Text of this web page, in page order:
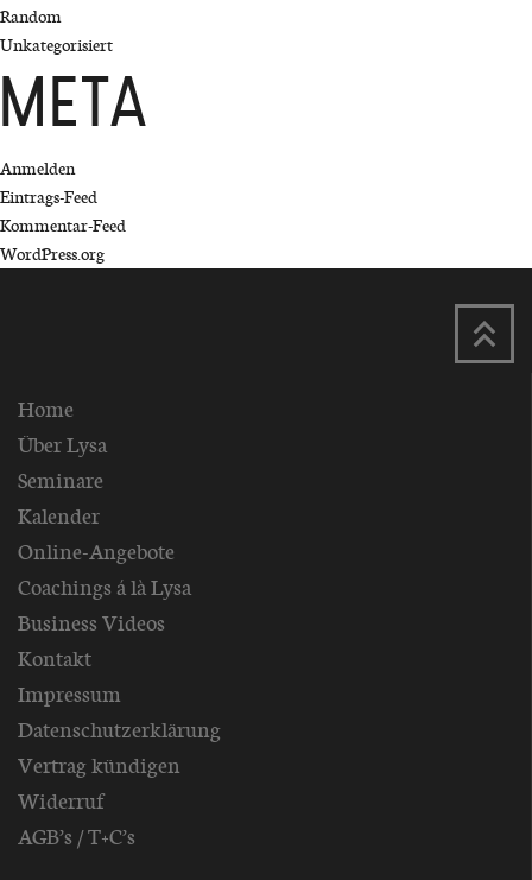
Random
Unkategorisiert
META
Anmelden
Eintrags-Feed
Kommentar-Feed
WordPress.org
Home
Über Lysa
Seminare
Kalender
Online-Angebote
Coachings á là Lysa
Business Videos
Kontakt
Impressum
Datenschutzerklärung
Vertrag kündigen
Widerruf
AGB’s / T+C’s